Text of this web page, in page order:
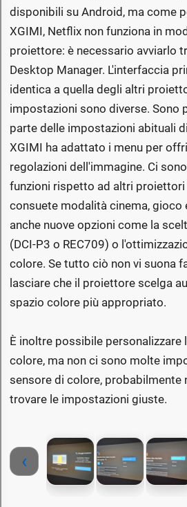
disponibili su Android, ma come
XGIMI, Netflix non funziona in
proiettore: è necessario avviarlo
Desktop Manager. L'interfaccia
identica a quella degli altri
impostazioni sono diverse. Sono
parte delle impostazioni abituali
XGIMI ha adattato i menu per
regolazioni dell'immagine. Ci
funzioni rispetto ad altri proiettori
consuete modalità cinema, gioco
anche nuove opzioni come la
(DCI-P3 o REC709) o
colore. Se tutto ciò non vi suona
lasciare che il proiettore scelga
spazio colore più appropriato.
È inoltre possibile personalizzare
colore, ma non ci sono molte
sensore di colore, probabilmente
trovare le impostazioni giuste.
‹